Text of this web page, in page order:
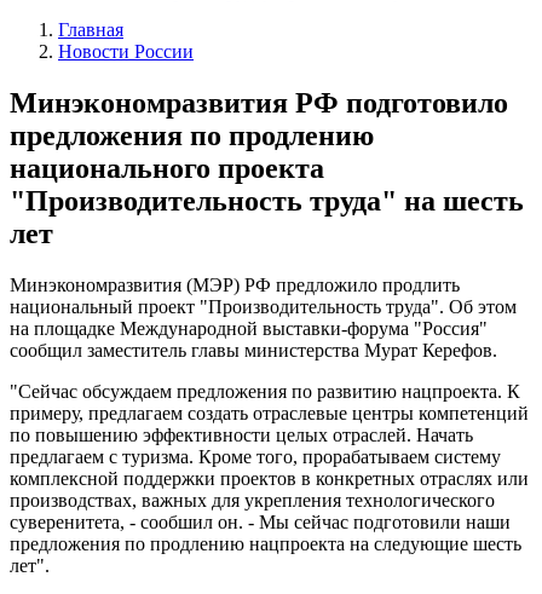
Главная
Новости России
Минэкономразвития РФ подготовило
предложения по продлению
национального проекта
"Производительность труда" на шесть
лет
Минэкономразвития (МЭР) РФ предложило продлить
национальный проект "Производительность труда". Об этом
на площадке Международной выставки-форума "Россия"
сообщил заместитель главы министерства Мурат Керефов.
"Сейчас обсуждаем предложения по развитию нацпроекта. К
примеру, предлагаем создать отраслевые центры компетенций
по повышению эффективности целых отраслей. Начать
предлагаем с туризма. Кроме того, прорабатываем систему
комплексной поддержки проектов в конкретных отраслях или
производствах, важных для укрепления технологического
суверенитета, - сообшил он. - Мы сейчас подготовили наши
предложения по продлению нацпроекта на следующие шесть
лет".